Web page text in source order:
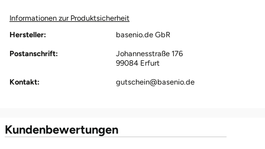
Informationen zur Produktsicherheit
Hersteller:
basenio.de GbR
Postanschrift:
Johannesstraße 176
99084 Erfurt
Kontakt: gutschein@basenio.de
Kundenbewertungen
Kiel
Kulmbach